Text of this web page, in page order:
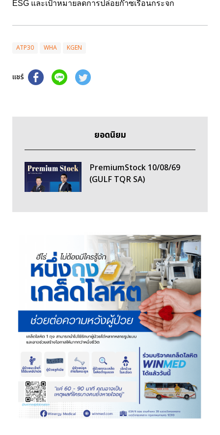
ESG และเป้าหมายลดการปล่อยก๊าซเรือนกระจก
ATP30 WHA KGEN
แชร์
ยอดนิยม
PremiumStock 10/08/69
(GULF TQR SA)